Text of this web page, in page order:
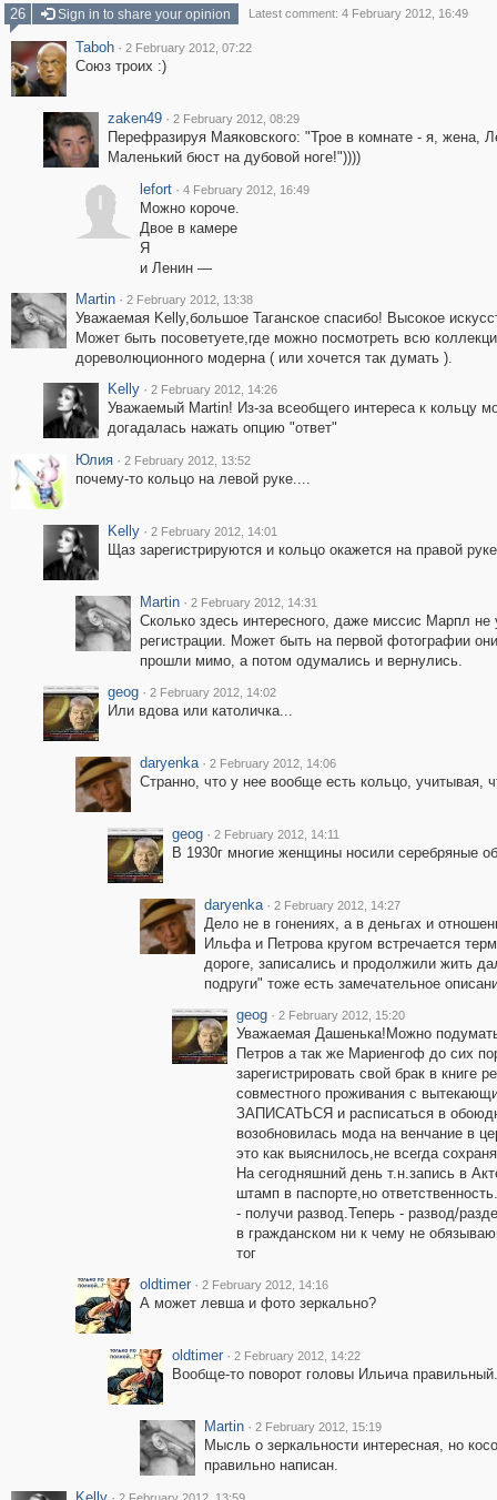
26
Sign in to share your opinion Latest comment: 4 February 2012, 16:49
Taboh · 2 February 2012, 07:22
Союз троих :)
zaken49 · 2 February 2012, 08:29
Перефразируя Маяковского: "Трое в комнате - я, жена,
Маленький бюст на дубовой ноге!"))))
lefort · 4 February 2012, 16:49
Можно короче.
Двое в камере
Я
и Ленин —
Martin · 2 February 2012, 13:38
Уважаемая Kelly,большое Таганское спасибо! Высокое
Может быть посоветуете,где можно посмотреть всю
дореволюционного модерна ( или хочется так думать ).
Kelly · 2 February 2012, 14:26
Уважаемый Martin! Из-за всеобщего интереса к кольцу
догадалась нажать опцию "ответ"
Юлия · 2 February 2012, 13:52
почему-то кольцо на левой руке....
Kelly · 2 February 2012, 14:01
Щаз зарегистрируются и кольцо окажется на правой
Martin · 2 February 2012, 14:31
Сколько здесь интересного, даже миссис Марпл
регистрации. Может быть на первой фотографии
прошли мимо, а потом одумались и вернулись.
geog · 2 February 2012, 14:02
Или вдова или католичка...
daryenka · 2 February 2012, 14:06
Странно, что у нее вообще есть кольцо, учитывая,
geog · 2 February 2012, 14:11
В 1930г многие женщины носили серебряные
daryenka · 2 February 2012, 14:27
Дело не в гонениях, а в деньгах и
Ильфа и Петрова кругом встречается
дороге, записались и продолжили жить
подруги" тоже есть замечательное
geog · 2 February 2012, 15:20
Уважаемая Дашенька!Можно
Петров а так же Мариенгоф до сих
зарегистрировать свой брак в книге
совместного проживания с
ЗАПИСАТЬСЯ и расписаться в
возобновилась мода на венчание в
это как выяснилось,не всегда
На сегодняшний день т.н.запись в
штамп в паспорте,но
- получи развод.Теперь - развод/
в гражданском ни к чему не
тог
oldtimer · 2 February 2012, 14:16
А может левша и фото зеркально?
oldtimer · 2 February 2012, 14:22
Вообще-то поворот головы Ильича правильный.
Martin · 2 February 2012, 15:19
Мысль о зеркальности интересная, но
правильно написан.